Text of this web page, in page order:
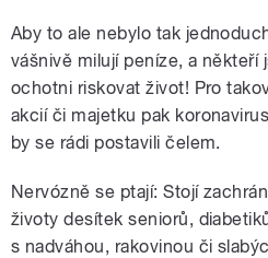
Aby to ale nebylo tak
vášnivě milují peníze, a někteří
ochotni riskovat život! Pro
akcií či majetku pak
by se rádi postavili čelem.
Nervózně se ptají: Stojí
životy desítek seniorů,
s nadváhou, rakovinou či